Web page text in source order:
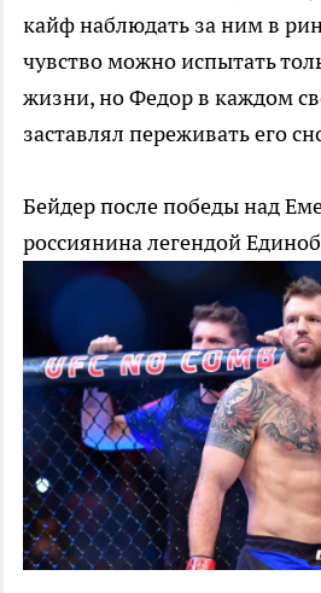
кайф наблюдать за ним в
чувство можно испытать
жизни, но Федор в каждом
заставлял переживать его
Бейдер после победы над
россиянина легендой